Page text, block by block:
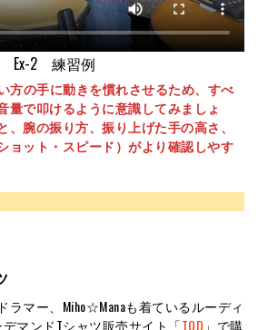
Ex-2 練習例
方の手に動きを慣れさせるため、すべ
量で叩けるように意識してみましょ
、腕の振り方、振り上げた手の高さ、
ョット・スピード）がより確認しやす
マー、Miho☆Manaも着ているルーディ
マンドTシャツ販売サイト「TOD 」で購